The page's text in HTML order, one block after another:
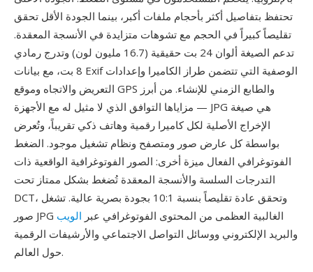
تحتفظ بتفاصيل أكثر بأحجام ملفات أكبر، بينما الجودة الأقل تحقق
تقليصاً كبيراً في الحجم مع تشوهات متزايدة في الأنسجة المعقدة.
تدعم الصيغة ألوان 24 بت حقيقية (16.7 مليون لون) وتدرج رمادي
8 بت، مع بيانات Exif الوصفية التي تتضمن طراز الكاميرا وإعدادات
التعريض والاتجاه وموقع GPS والطابع الزمني للإنشاء. من أبرز
مزاياها التوافق الذي لا مثيل له مع الأجهزة — JPG هي صيغة
الإخراج الأصلية لكل كاميرا رقمية وهاتف ذكي تقريباً، وتُعرض
بواسطة كل عارض صور ومتصفح ونظام تشغيل موجود. الضغط
الفوتوغرافي الفعال ميزة أخرى: الصور الفوتوغرافية الواقعية ذات
التدرجات السلسة والأنسجة المعقدة تُضغط بشكل ممتاز تحت
DCT، وتحقق عادة تقليصاً بنسبة 10:1 بجودة بصرية عالية. تشغل
صور JPG الغالبية العظمى من المحتوى الفوتوغرافي عبر الويب
والبريد الإلكتروني ووسائل التواصل الاجتماعي والأرشيفات الرقمية
حول العالم.